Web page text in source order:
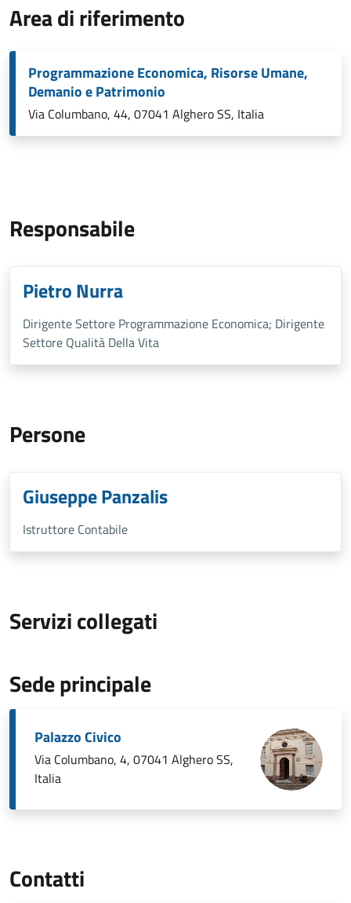
Area di riferimento
Programmazione Economica, Risorse Umane,
Demanio e Patrimonio
Via Columbano, 44, 07041 Alghero SS, Italia
Responsabile
Pietro Nurra
Dirigente Settore Programmazione Economica; Dirigente
Settore Qualità Della Vita
Persone
Giuseppe Panzalis
Istruttore Contabile
Servizi collegati
Sede principale
Palazzo Civico
Via Columbano, 4, 07041 Alghero SS,
Italia
Contatti